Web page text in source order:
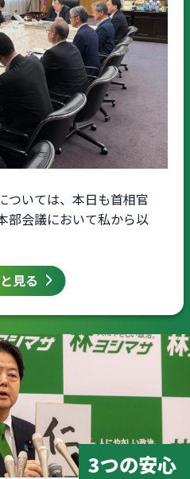
見る
ついては、本日も首相官
部会議において私から以
3つの安心